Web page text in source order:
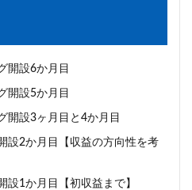
開設6か月目
開設5か月目
開設3ヶ月目と4か月目
設2か月目【収益の方向性を考
設1か月目【初収益まで】